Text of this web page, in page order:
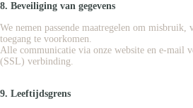
8. Beveiliging van gegevens
We nemen passende maatregelen om
toegang te voorkomen.
Alle communicatie via onze website en e-mail
(SSL) verbinding.
9. Leeftijdsgrens